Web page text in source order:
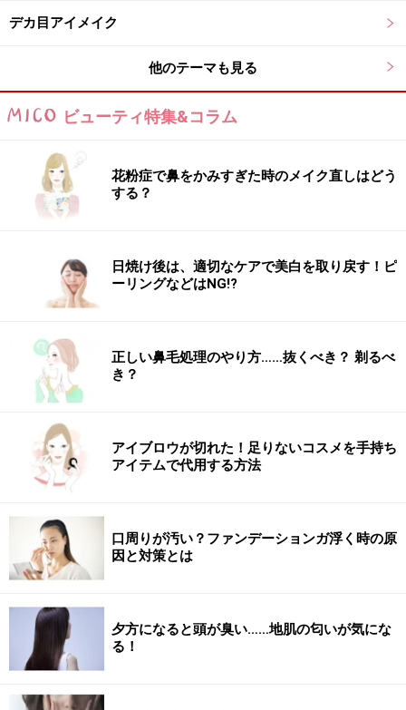
1/3 次のページへ
デカ目アイメイク
他のテーマも見る
ビューティ特集&コラム
花粉症で鼻をかみすぎた時のメイク直しはどう
する？
日焼け後は、適切なケアで美白を取り戻す！ピ
ーリングなどはNG!?
正しい鼻毛処理のやり方……抜くべき？ 剃るべ
き？
アイブロウが切れた！足りないコスメを手持ち
アイテムで代用する方法
口周りが汚い？ファンデーションガ浮く時の原
因と対策とは
夕方になると頭が臭い……地肌の匂いが気にな
る！